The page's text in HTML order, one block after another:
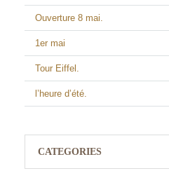
Ouverture 8 mai.
1er mai
Tour Eiffel.
l’heure d’été.
CATEGORIES